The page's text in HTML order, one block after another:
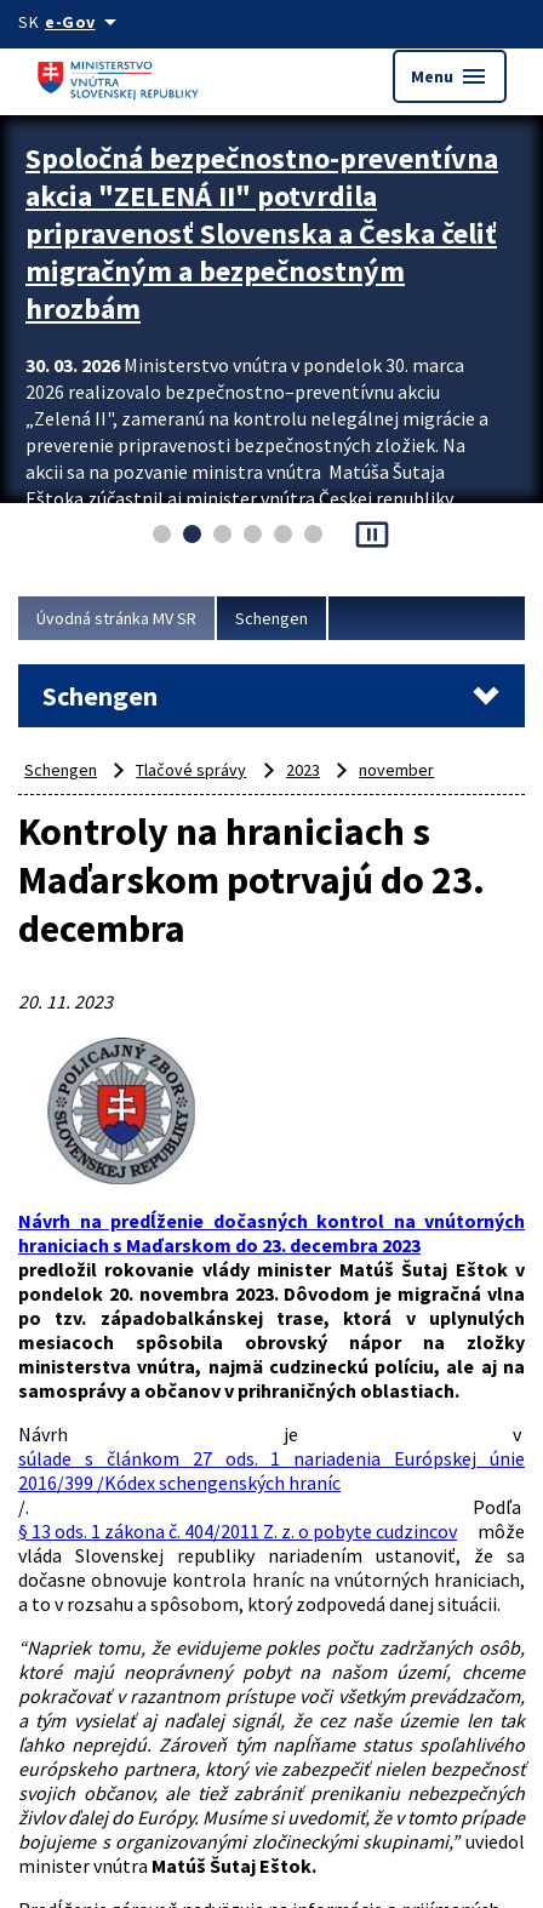
Preskocit na hlavný obsah
SK e-Govarrow_drop_down
Menu menu
Zastavit automatický posun upútavok
Spoločná bezpečnostno-preventívna
akcia "ZELENÁ II" potvrdila
pripravenosť Slovenska a Česka čeliť
migračným a bezpečnostným
hrozbám
30. 03. 2026Ministerstvo vnútra v pondelok 30. marca
2026 realizovalo bezpečnostno–preventívnu akciu
„Zelená II", zameranú na kontrolu nelegálnej migrácie a
preverenie pripravenosti bezpečnostných zložiek. Na
akcii sa na pozvanie ministra vnútra Matúša Šutaja
Eštoka zúčastnil aj minister vnútra Českej republiky
Lubomír Metnar, spolu s ďalšími zahraničnými partnermi.
Cieľom akcie bolo posilniť kontrolné mechanizmy,
demonštrovať pripravenosť Slovenska na možné...
pause_presentation
Úvodná stránka MV SR Schengen
Schengen
Schengen Tlačové správy 2023 november
Kontroly na hraniciach s
Maďarskom potrvajú do 23.
decembra
20. 11. 2023
Návrh na predĺženie dočasných kontrol na vnútorných
hraniciach s Maďarskom do 23. decembra 2023
predložil rokovanie vlády minister Matúš Šutaj Eštok v
pondelok 20. novembra 2023. Dôvodom je migračná vlna
po tzv. západobalkánskej trase, ktorá v uplynulých
mesiacoch spôsobila obrovský nápor na zložky
ministerstva vnútra, najmä cudzineckú políciu, ale aj na
samosprávy a občanov v prihraničných oblastiach.
Návrh je v
súlade s článkom 27 ods. 1 nariadenia Európskej únie
2016/399 /Kódex schengenských hraníc
/. Podľa
§ 13 ods. 1 zákona č. 404/2011 Z. z. o pobyte cudzincovmôže
vláda Slovenskej republiky nariadením ustanoviť, že sa
dočasne obnovuje kontrola hraníc na vnútorných hraniciach,
a to v rozsahu a spôsobom, ktorý zodpovedá danej situácii.
“Napriek tomu, že evidujeme pokles počtu zadržaných osôb,
ktoré majú neoprávnený pobyt na našom území, chceme
pokračovať v razantnom prístupe voči všetkým prevádzačom,
a tým vysielať aj naďalej signál, že cez naše územie len tak
ľahko neprejdú. Zároveň tým napĺňame status spoľahlivého
európskeho partnera, ktorý vie zabezpečiť nielen bezpečnosť
svojich občanov, ale tiež zabrániť prenikaniu nebezpečných
živlov ďalej do Európy. Musíme si uvedomiť, že v tomto prípade
bojujeme s organizovanými zločineckými skupinami,”uviedol
minister vnútra Matúš Šutaj Eštok.